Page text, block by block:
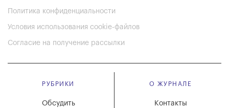
Политика конфиденциальности
Условия использования cookie-файлов
Согласие на получение рассылки
РУБРИКИ
Обсудить
О ЖУРНАЛЕ
Контакты